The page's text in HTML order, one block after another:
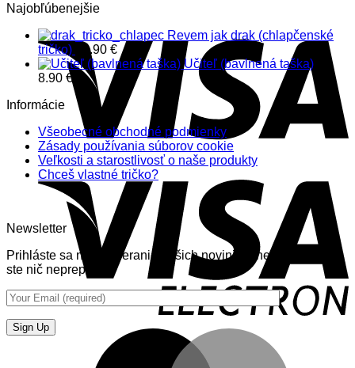
Najobľúbenejšie
Revem jak drak (chlapčenské
tričko)
12.90 €
Učiteľ (bavlnená taška)
8.90 €
Informácie
Všeobecné obchodné podmienky
Zásady používania súborov cookie
Veľkosti a starostlivosť o naše produkty
Chceš vlastné tričko?
Newsletter
Prihláste sa na odoberanie nášich noviniek (newsletter) aby
ste nič neprepásli.